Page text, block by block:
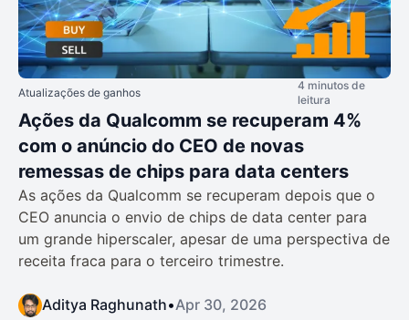
Atualizações de ganhos
4 minutos de
leitura
Ações da Qualcomm se recuperam 4%
com o anúncio do CEO de novas
remessas de chips para data centers
As ações da Qualcomm se recuperam depois que o
CEO anuncia o envio de chips de data center para
um grande hiperscaler, apesar de uma perspectiva de
receita fraca para o terceiro trimestre.
Aditya Raghunath•Apr 30, 2026